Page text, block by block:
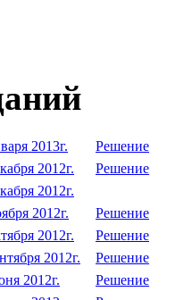
2013г.
Решение
2012г.
Решение
2012г.
2012г.
Решение
2012г.
Решение
2012г.
Решение
2012г.
Решение